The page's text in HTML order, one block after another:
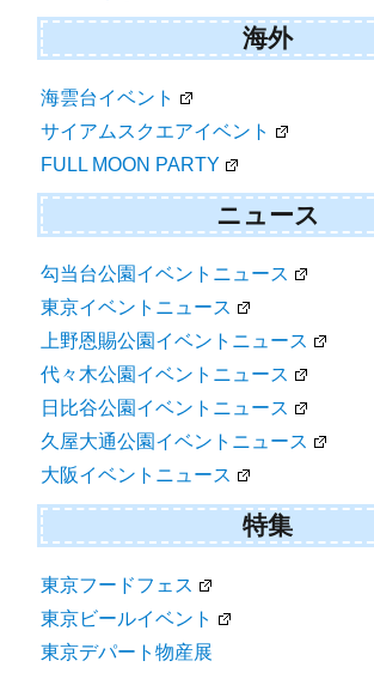
海外
海雲台イベント
サイアムスクエアイベント
FULL MOON PARTY
ニュース
勾当台公園イベントニュース
東京イベントニュース
上野恩賜公園イベントニュース
代々木公園イベントニュース
日比谷公園イベントニュース
久屋大通公園イベントニュース
大阪イベントニュース
特集
東京フードフェス
東京ビールイベント
東京デパート物産展